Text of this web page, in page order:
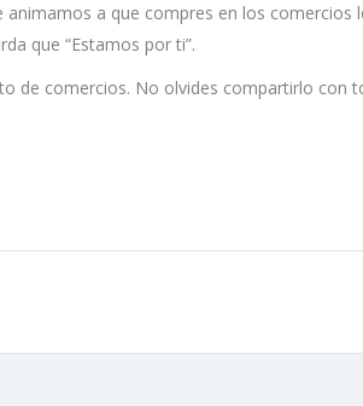
a que compres en los
que “Estamos por ti”.
de comercios. No olvides compartirlo con